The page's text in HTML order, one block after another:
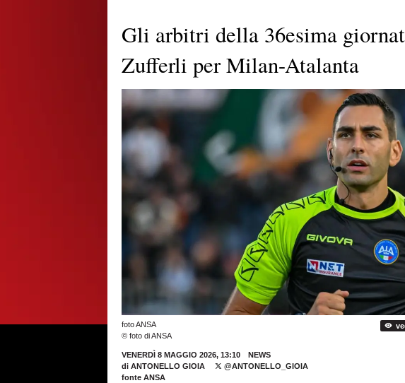
Gli arbitri della 36esima
Zufferli per Milan-Atalanta
foto ANSA
© foto di ANSA
VENERDÌ 8 MAGGIO 2026, 13:10
NEWS
di ANTONELLO GIOIA
@ANTONELLO_GIOIA
fonte ANSA